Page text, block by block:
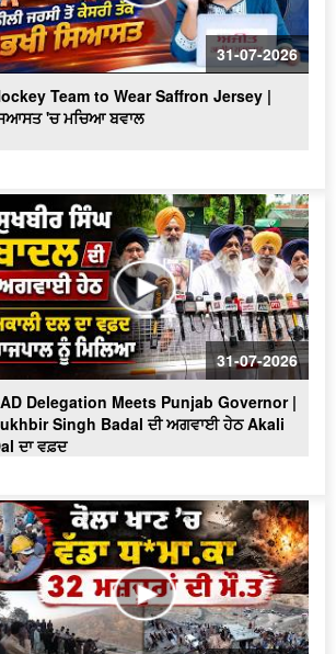
| 32
31-07-2026
Team to Wear Saffron Jersey |
'ਚ ਮਚਿਆ ਬਵਾਲ
31-07-2026
Delegation Meets Punjab Governor |
Singh Badal ਦੀ ਅਗਵਾਈ ਹੇਠ Akali
ਦਾ ਵਫ਼ਦ